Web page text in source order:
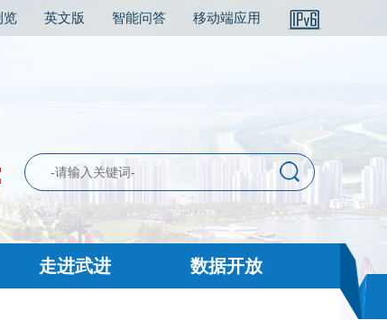
览 英文版 智能问答 移动端应用
走进武进 数据开放